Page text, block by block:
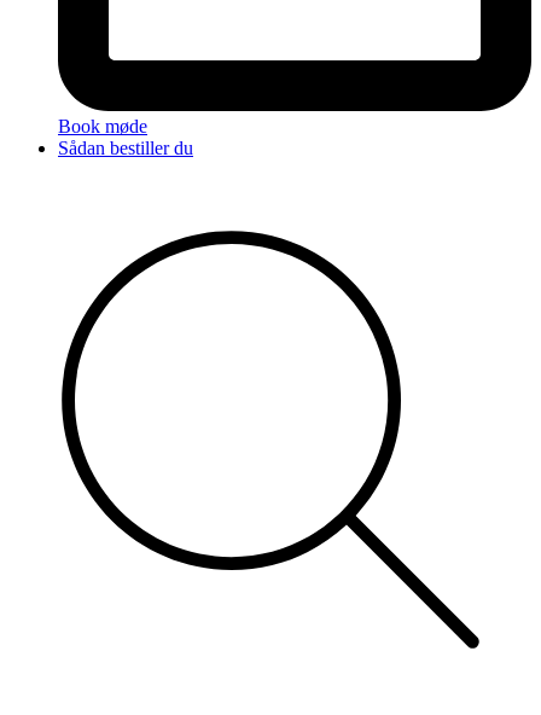
Book møde
Sådan bestiller du